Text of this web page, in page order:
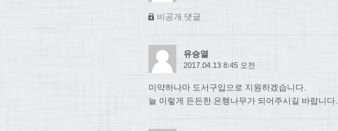
비공개 댓글
유승열
2017.04.13 8:45 오전
미약하나마 도서구입으로 지원하겠습니다.
늘 이렇게 든든한 은행나무가 되어주시길 바랍니다.